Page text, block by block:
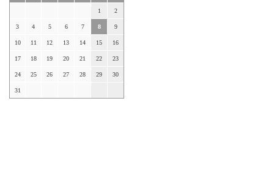
1 2
3 4 5 6 7 8 9
10 11 12 13 14 15 16
17 18 19 20 21 22 23
24 25 26 27 28 29 30
31